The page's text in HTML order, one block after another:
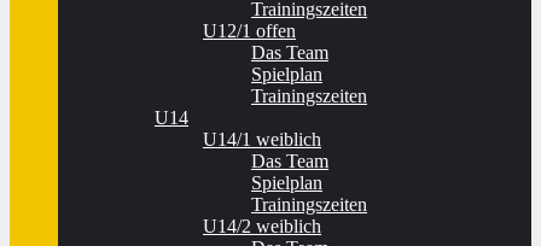
Trainingszeiten
U12/1 offen
Das Team
Spielplan
Trainingszeiten
U14
U14/1 weiblich
Das Team
Spielplan
Trainingszeiten
U14/2 weiblich